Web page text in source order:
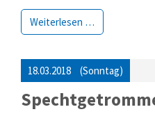
Weiterlesen …
18.03.2018 (Sonntag)